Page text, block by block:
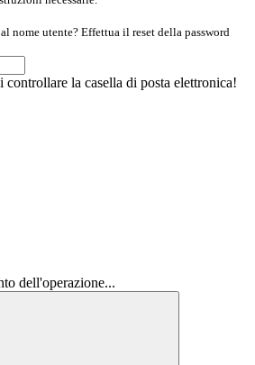
nome utente? Effettua il reset della password
la casella di posta elettronica!
dell'operazione...